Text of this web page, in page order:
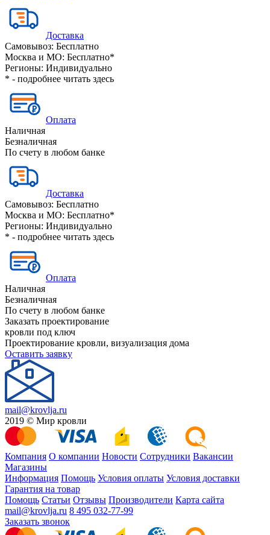
Доставка
Самовывоз: Бесплатно
Москва и МО: Бесплатно*
Регионы: Индивидуально
* - подробнее читать здесь
Оплата
Наличная
Безналичная
По счету в любом банке
Доставка
Самовывоз: Бесплатно
Москва и МО: Бесплатно*
Регионы: Индивидуально
* - подробнее читать здесь
Оплата
Наличная
Безналичная
По счету в любом банке
Заказать проектирование
кровли под ключ
Проектирование кровли, визуализация дома
Оставить заявку
mail@krovlja.ru
2019 © Мир кровли
Компания О компании Новости Сотрудники Вакансии
Магазины
Информация Помощь Условия оплаты Условия доставки
Гарантия на товар
Помощь Статьи Отзывы Производители Карта сайта
mail@krovlja.ru 8 495 032-77-99
Заказать звонок